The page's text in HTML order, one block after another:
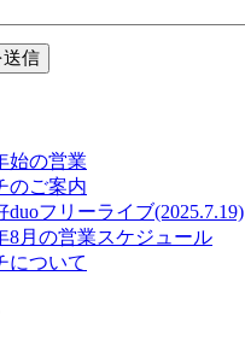
始の営業
のご案内
duoフリーライブ(2025.7.19)
8月の営業スケジュール
について